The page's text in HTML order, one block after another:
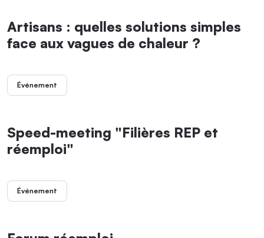
Artisans : quelles solutions simples
face aux vagues de chaleur ?
Événement
Speed-meeting "Filières REP et
réemploi"
Événement